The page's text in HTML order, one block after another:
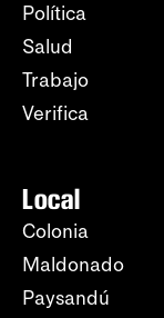
Política
Salud
Trabajo
Verifica
Local
Colonia
Maldonado
Paysandú